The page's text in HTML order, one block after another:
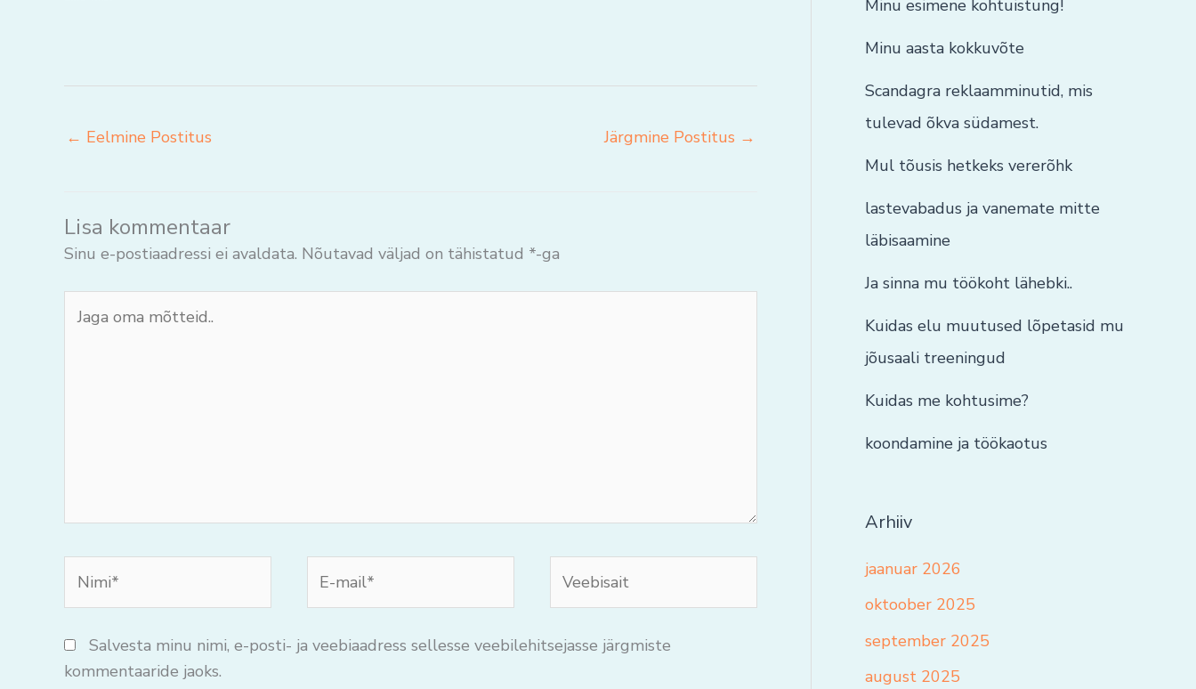
← Eelmine Postitus Järgmine Postitus →
Lisa kommentaar
Sinu e-postiaadressi ei avaldata. Nõutavad väljad on tähistatud *-ga
oma
mail*
Salvesta minu nimi, e-posti- ja veebiaadress sellesse veebilehitsejasse järgmiste
kommentaaride jaoks.
Minu esimene kohtuistung!
Minu aasta kokkuvõte
Scandagra reklaamminutid, mis
tulevad õkva südamest.
Mul tõusis hetkeks vererõhk
lastevabadus ja vanemate mitte
läbisaamine
Ja sinna mu töökoht lähebki..
Kuidas elu muutused lõpetasid mu
jõusaali treeningud
Kuidas me kohtusime?
koondamine ja töökaotus
Arhiiv
jaanuar 2026
oktoober 2025
september 2025
august 2025